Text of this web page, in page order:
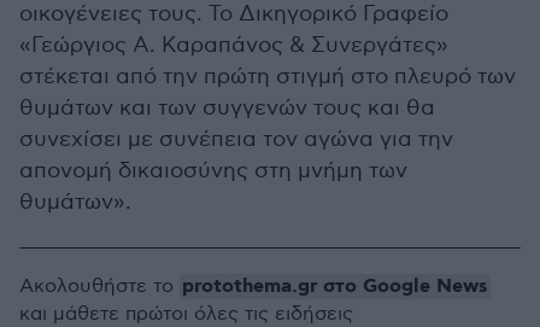
οικογένειες τους. Το Δικηγορικό Γραφείο
«Γεώργιος Α. Καραπάνος & Συνεργάτες»
στέκεται από την πρώτη στιγμή στο πλευρό των
θυμάτων και των συγγενών τους και θα
συνεχίσει με συνέπεια τον αγώνα για την
απονομή δικαιοσύνης στη μνήμη των
θυμάτων».
Ακολουθήστε το protothema.gr στο Google News
και μάθετε πρώτοι όλες τις ειδήσεις